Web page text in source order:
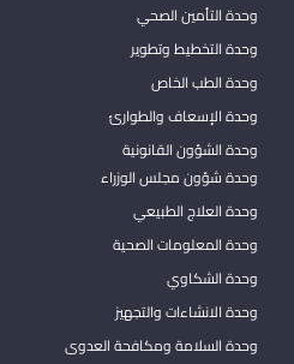
وحدة التأمين الصحي
وحدة التخطيط وتطوير
وحدة الطب الخاص
وحدة الإسعاف والطوارئ
وحدة الشؤون القانونية
وحدة شؤون مجلس الوزراء
وحدة العلاج الطبيعي
وحدة المعلومات الصحية
وحدة الشكاوي
وحدة الانشاءات والتجهيز
وحدة السلامة ومكافحة العدوى